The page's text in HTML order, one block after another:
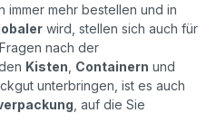
immer mehr bestellen und in
wird, stellen sich auch für
nach der
Kisten Containern und
unterbringen, ist es auch
, auf die Sie